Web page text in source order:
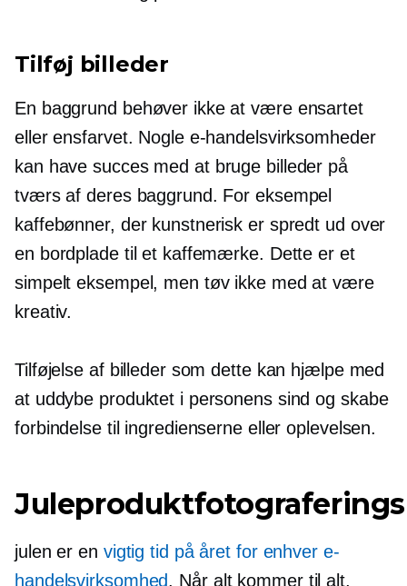
Tilføj billeder
En baggrund behøver ikke at være ensartet
eller ensfarvet. Nogle e-handelsvirksomheder
kan have succes med at bruge billeder på
tværs af deres baggrund. For eksempel
kaffebønner, der kunstnerisk er spredt ud over
en bordplade til et kaffemærke. Dette er et
simpelt eksempel, men tøv ikke med at være
kreativ.
Tilføjelse af billeder som dette kan hjælpe med
at uddybe produktet i personens sind og skabe
forbindelse til ingredienserne eller oplevelsen.
julen er en vigtig tid på året for enhver e-
handelsvirksomhed. Når alt kommer til alt,